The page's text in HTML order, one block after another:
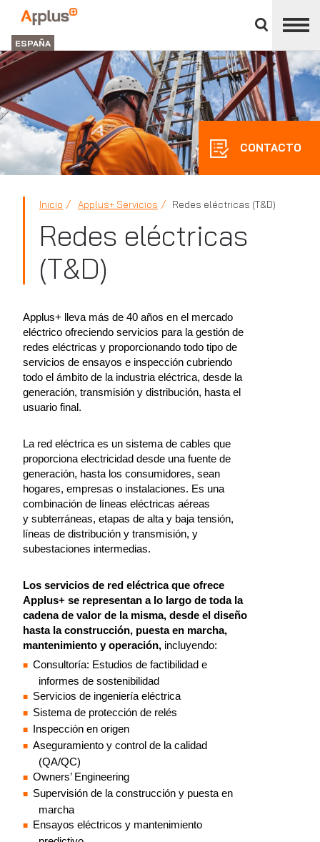
panel
Applus+
GROUP
ESPAÑA
CONTACTO
Inicio Applus+ Servicios Redes eléctricas (T&D)
Redes eléctricas
(T&D)
Applus+ lleva más de 40 años en el mercado
eléctrico ofreciendo servicios para la gestión de
redes eléctricas y proporcionando todo tipo de
servicios de ensayos e inspección cubriendo
todo el ámbito de la industria eléctrica, desde la
generación, transmisión y distribución, hasta el
usuario final.
La red eléctrica es un sistema de cables que
proporciona electricidad desde una fuente de
generación, hasta los consumidores, sean
hogares, empresas o instalaciones. Es una
combinación de líneas eléctricas aéreas
y subterráneas, etapas de alta y baja tensión,
líneas de distribución y transmisión, y
subestaciones intermedias.
Los servicios de red eléctrica que ofrece
Applus+ se representan a lo largo de toda la
cadena de valor de la misma, desde el diseño
hasta la construcción, puesta en marcha,
mantenimiento y operación, incluyendo:
Consultoría: Estudios de factibilidad e
informes de sostenibilidad
Servicios de ingeniería eléctrica
Sistema de protección de relés
Inspección en origen
Aseguramiento y control de la calidad
(QA/QC)
Owners’ Engineering
Supervisión de la construcción y puesta en
marcha
Ensayos eléctricos y mantenimiento